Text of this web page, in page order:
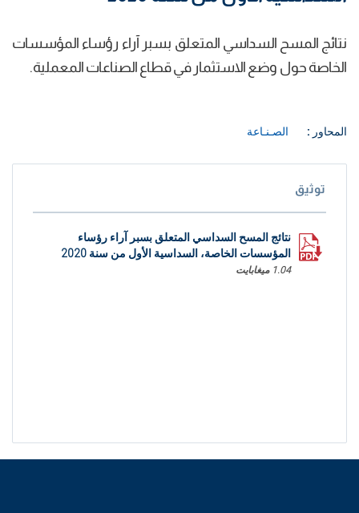
نتائج المسح السداسي المتعلق بسبر آراء رؤساء المؤسسات
الخاصة حول وضع الاستثمار في قطاع الصناعات المعملية.
المحاور : الصـنـاعة
توثيق
نتائج المسح السداسي المتعلق بسبر آراء رؤساء
المؤسسات الخاصة، السداسية الأول من سنة 2020
1.04 ميغابايت